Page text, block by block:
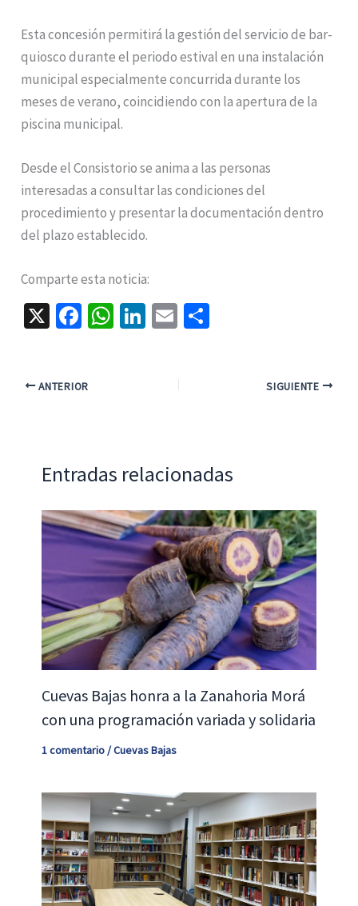
Esta concesión permitirá la gestión del servicio de bar-
quiosco durante el periodo estival en una instalación
municipal especialmente concurrida durante los
meses de verano, coincidiendo con la apertura de la
piscina municipal.
Desde el Consistorio se anima a las personas
interesadas a consultar las condiciones del
procedimiento y presentar la documentación dentro
del plazo establecido.
Comparte esta noticia:
X
Fa
o
W Li E
l
ANTERIOR SIGUIENTE
Entradas relacionadas
Cuevas Bajas honra a la Zanahoria Morá
con una programación variada y solidaria
1 comentario/Cuevas Bajas